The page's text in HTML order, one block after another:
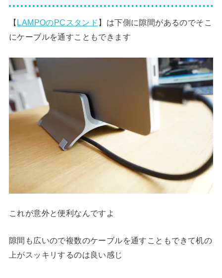
【LAMPOのPCスタンド 】は下側に隙間があるのでそこ
にケーブルを通すこともできます
これが意外と便利なんですよ
隙間も広いので複数のケーブルを通すこともできて机の
上がスッキリするのは良い感じ